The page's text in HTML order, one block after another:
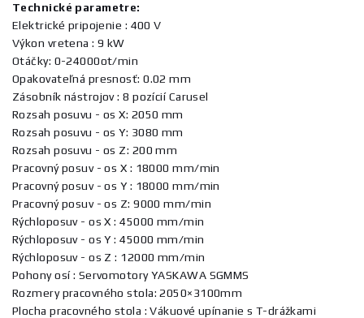
Technické parametre:
Elektrické pripojenie : 400 V
Výkon vretena : 9 kW
Otáčky: 0-24000ot/min
Opakovateľná presnosť: 0.02 mm
Zásobník nástrojov : 8 pozícií Carusel
Rozsah posuvu - os X: 2050 mm
Rozsah posuvu - os Y: 3080 mm
Rozsah posuvu - os Z: 200 mm
Pracovný posuv - os X : 18000 mm/min
Pracovný posuv - os Y : 18000 mm/min
Pracovný posuv - os Z: 9000 mm/min
Rýchloposuv - os X : 45000 mm/min
Rýchloposuv - os Y : 45000 mm/min
Rýchloposuv - os Z : 12000 mm/min
Pohony osí : Servomotory YASKAWA SGMMS
Rozmery pracovného stola: 2050×3100mm
Plocha pracovného stola : Vákuové upínanie s T-drážkami